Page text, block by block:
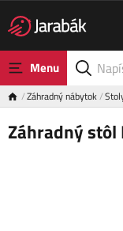
Menu
Záhradný nábytok
Záhradný stôl